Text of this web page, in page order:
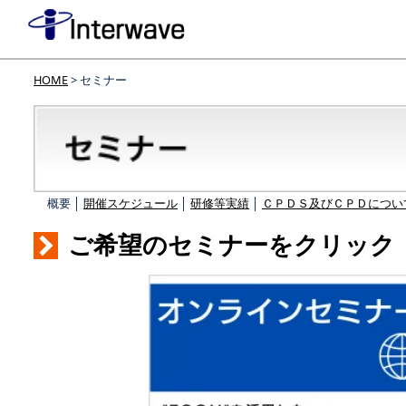
HOME> セミナー
概要 │ 開催スケジュール 研修等実績 ＣＰＤＳ及びＣＰＤにつ
ご希望のセミナーをクリック